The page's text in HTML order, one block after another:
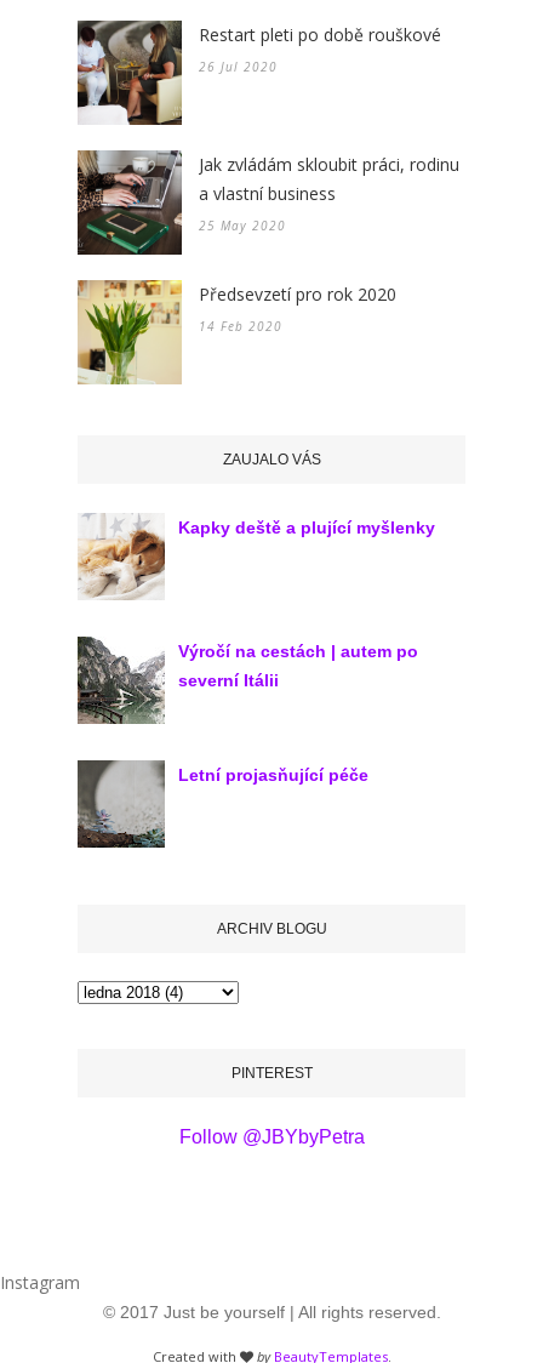
Restart pleti po době rouškové
26 Jul 2020
Jak zvládám skloubit práci, rodinu
a vlastní business
25 May 2020
Předsevzetí pro rok 2020
14 Feb 2020
ZAUJALO VÁS
Kapky deště a plující myšlenky
Výročí na cestách | autem po
severní Itálii
Letní projasňující péče
ARCHIV BLOGU
PINTEREST
Follow @JBYbyPetra
Instagram
© 2017 Just be yourself | All rights reserved.
Created with by BeautyTemplates.